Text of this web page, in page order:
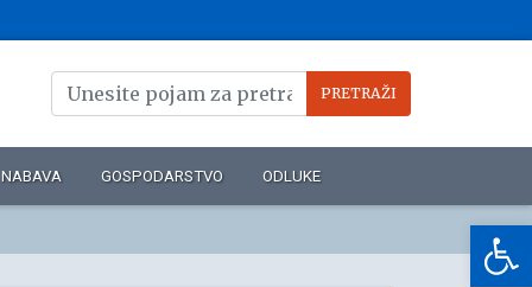
NABAVA GOSPODARSTVO ODLUKE